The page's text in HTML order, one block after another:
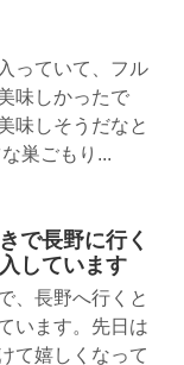
っていて、フル
味しかったで
味しそうだなと
巣ごもり...
で長野に行く
しています
、長野へ行くと
います。先日は
て嬉しくなって